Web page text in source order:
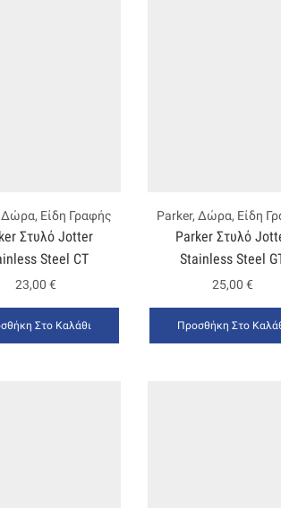
Δώρα, Είδη Γραφής
Στυλό Jotter
Steel CT
23,00€
Στο Καλάθι
Parker, Δώρα, Είδη
Parker Στυλό
Stainless Steel
25,00 €
Προσθήκη Στο